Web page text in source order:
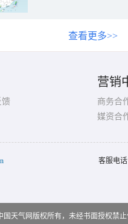
查看更多>>
馈
营销
商务合
媒资合
客服电
国天气网版权所有，未经书面授权